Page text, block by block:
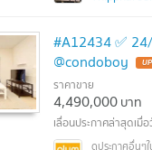
#A12434 ✅
@condoboy
ราคาขาย
4,490,000บาท